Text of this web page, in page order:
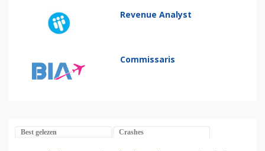
Revenue Analyst
Commissaris
Best gelezen Crashes